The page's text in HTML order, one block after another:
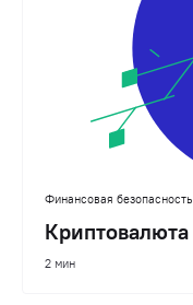
Финансовая безопасность
Криптовалюта
2 мин